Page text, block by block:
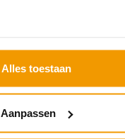
Alles toestaan
Aanpassen